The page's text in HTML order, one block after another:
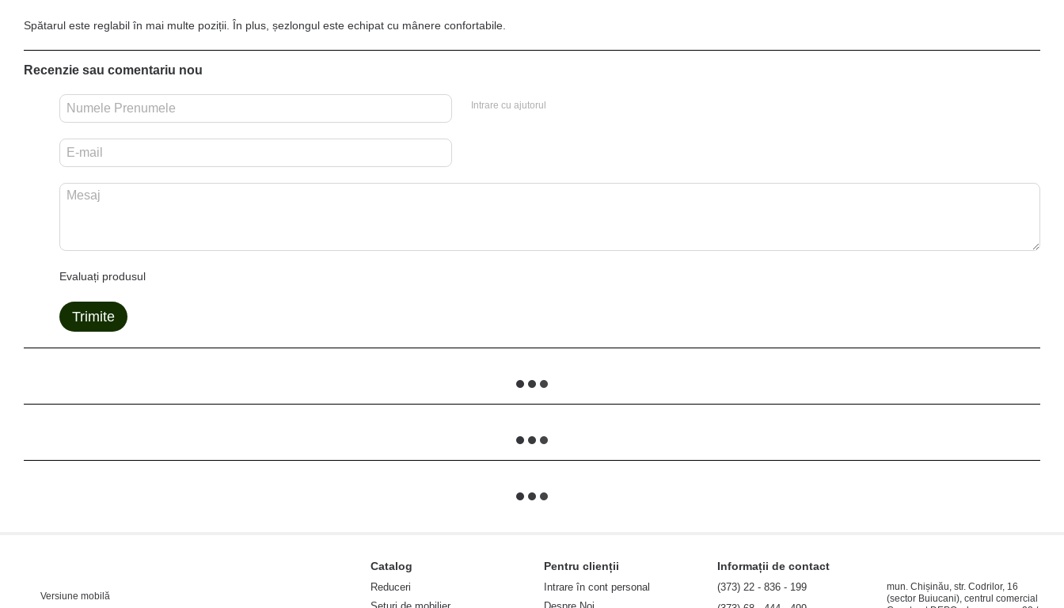
Spătarul este reglabil în mai multe poziții. În plus, șezlongul este echipat cu mânere confortabile.
Recenzie sau comentariu nou
Intrare cu ajutorul
Evaluați produsul
Trimite
Versiune mobilă
Catalog
Reduceri
Pentru clienții
Intrare în cont personal
Informații de contact
(373) 22 - 836 - 199
mun. Chișinău, str. Codrilor, 16
(sector Buiucani), centrul comercial